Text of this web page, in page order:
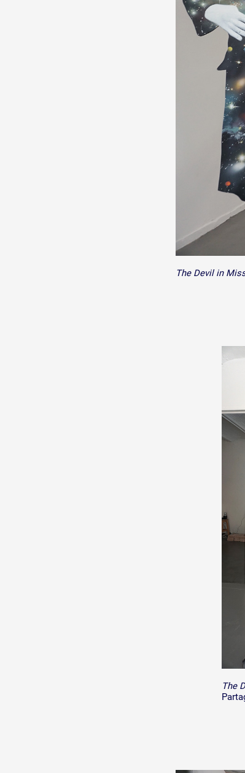
Production vidéo
1% œuvres dans
Réseau documents
The Devil in
The